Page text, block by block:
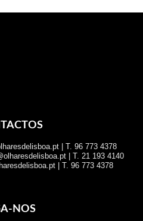
| T. 96 773 4378
| T. 21 193 4140
| T. 96 773 4378
NOS